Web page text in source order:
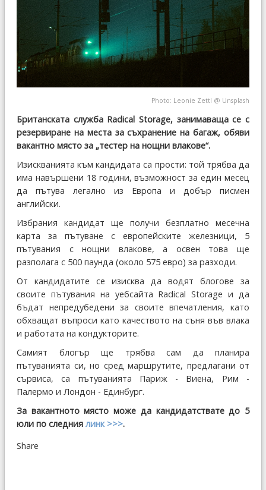
Photo: Leonie Zettl @ Unsplash
Британската служба Radical Storage, занимаваща се с
резервиране на места за съхранение на багаж, обяви
вакантно място за „тестер на нощни влакове“.
Изискванията към кандидата са прости: той трябва да
има навършени 18 години, възможност за един месец
да пътува легално из Европа и добър писмен
английски.
Избрания кандидат ще получи безплатно месечна
карта за пътуване с европейските железници, 5
пътувания с нощни влакове, а освен това ще
разполага с 500 паунда (около 575 евро) за разходи.
От кандидатите се изисква да водят блогове за
своите пътувания на уебсайта Radical Storage и да
бъдат непредубедени за своите впечатления, като
обхващат въпроси като качеството на съня във влака
и работата на кондукторите.
Самият блогър ще трябва сам да планира
пътуванията си, но сред маршрутите, предлагани от
сървиса, са пътуванията Париж - Виена, Рим -
Палермо и Лондон - Единбург.
За вакантното място може да кандидатствате до 5
юли по следния линк >>>.
Share